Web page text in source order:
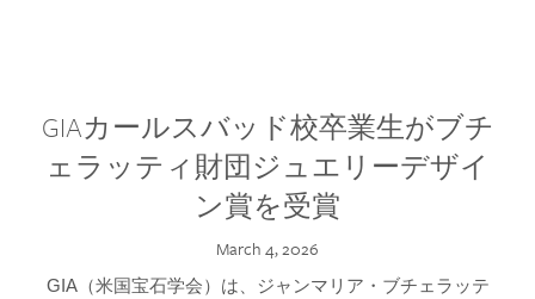
GIAカールスバッド校卒業生がブチ
ェラッティ財団ジュエリーデザイ
ン賞を受賞
March 4, 2026
GIA（米国宝石学会）は、ジャンマリア・ブチェラッテ